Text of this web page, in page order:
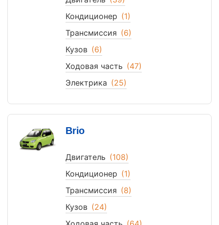
Кондиционер (1)
Трансмиссия (6)
Кузов (6)
Ходовая часть (47)
Электрика (25)
Brio
Двигатель (108)
Кондиционер (1)
Трансмиссия (8)
Кузов (24)